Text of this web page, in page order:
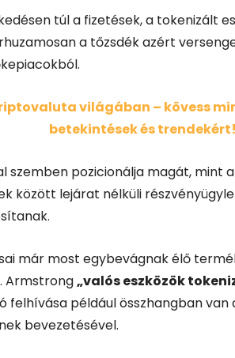
túl a fizetések, a tokenizált
a tőzsdék azért
világában – kövess
betekintések és
szemben pozicionálja magát, mint
között lejárat nélküli
már most egybevágnak élő
Armstrong„valós eszközök
felhívása például összhangban
bevezetésével.